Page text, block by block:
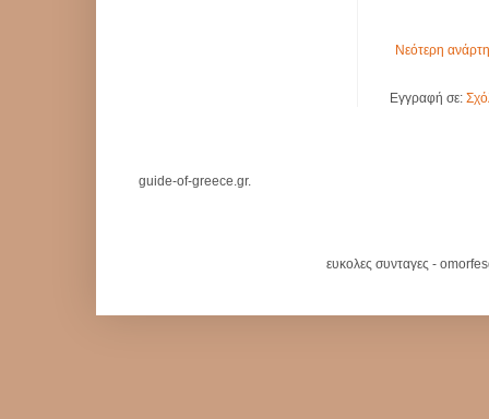
Νεότερη
Εγγραφή σε:
guide-of-greece.gr.
ευκολες συνταγες -